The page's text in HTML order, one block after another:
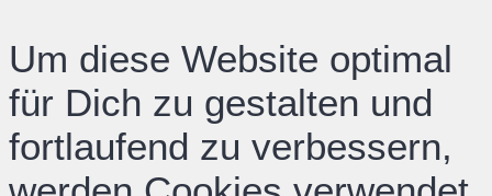
Um diese Website optimal
für Dich zu gestalten und
fortlaufend zu verbessern,